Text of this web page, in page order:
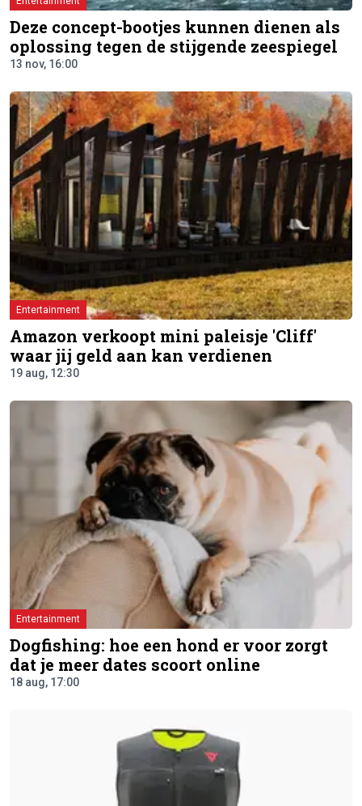
Deze concept-bootjes kunnen dienen als
oplossing tegen de stijgende zeespiegel
13 nov, 16:00
Entertainment
Amazon verkoopt mini paleisje 'Cliff'
waar jij geld aan kan verdienen
19 aug, 12:30
Entertainment
Dogfishing: hoe een hond er voor zorgt
dat je meer dates scoort online
18 aug, 17:00